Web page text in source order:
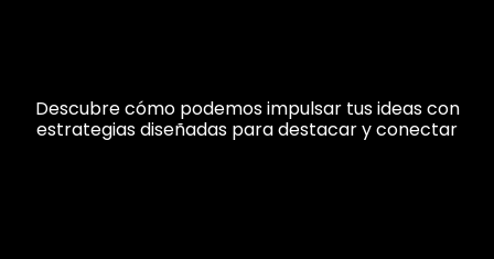
Descubre cómo podemos impulsar tus ideas con
estrategias diseñadas para destacar y conectar